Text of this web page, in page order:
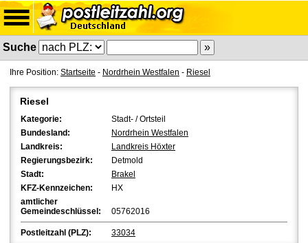
Suche
Ihre Position: Startseite - Nordrhein Westfalen - Riesel
Riesel
Kategorie:
Stadt- / Ortsteil
Bundesland:
Nordrhein Westfalen
Landkreis:
Landkreis Höxter
Regierungsbezirk:
Detmold
Stadt:
Brakel
KFZ-Kennzeichen:
HX
amtlicher
Gemeindeschlüssel:
05762016
Postleitzahl (PLZ): 33034